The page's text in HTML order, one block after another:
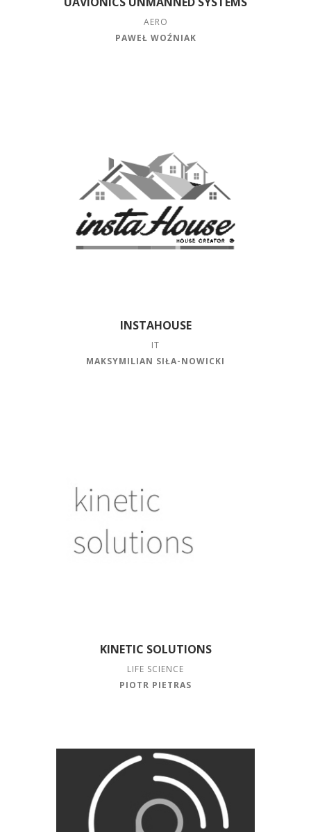
AERO
PAWEŁ WOŹNIAK
INSTAHOUSE
IT
MAKSYMILIAN SIŁA-NOWICKI
KINETIC SOLUTIONS
LIFE SCIENCE
PIOTR PIETRAS